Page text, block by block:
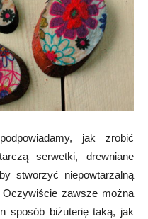
jak zrobić
serwetki, drewniane
stworzyć niepowtarzalną
zawsze można
sposób biżuterię taką, jak